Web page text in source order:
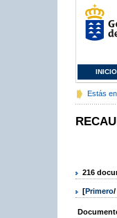
INICIO
Estás
216
[Primero/